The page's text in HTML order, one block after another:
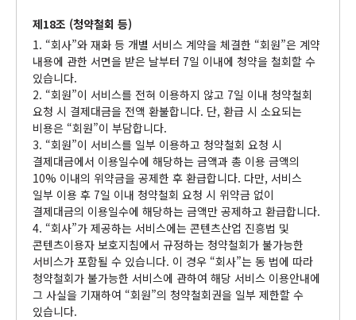
제18조 (청약철회 등)
1. “회사”와 재화 등 개별 서비스 계약을 체결한 “회원”은 계약
내용에 관한 서면을 받은 날부터 7일 이내에 청약을 철회할 수
있습니다.
2. “회원”이 서비스를 전혀 이용하지 않고 7일 이내 청약철회
요청 시 결제대금을 전액 환불합니다. 단, 환급 시 소요되는
비용은 “회원”이 부담합니다.
3. “회원”이 서비스를 일부 이용하고 청약철회 요청 시
결제대금에서 이용일수에 해당하는 금액과 총 이용 금액의
10% 이내의 위약금을 공제한 후 환급합니다. 다만, 서비스
일부 이용 후 7일 이내 청약철회 요청 시 위약금 없이
결제대금의 이용일수에 해당하는 금액만 공제하고 환급합니다.
4. “회사”가 제공하는 서비스에는 콘텐츠산업 진흥법 및
콘텐츠이용자 보호지침에서 규정하는 청약철회가 불가능한
서비스가 포함될 수 있습니다. 이 경우 “회사”는 동 법에 따라
청약철회가 불가능한 서비스에 관하여 해당 서비스 이용안내에
그 사실을 기재하여 “회원”의 청약철회권을 일부 제한할 수
있습니다.